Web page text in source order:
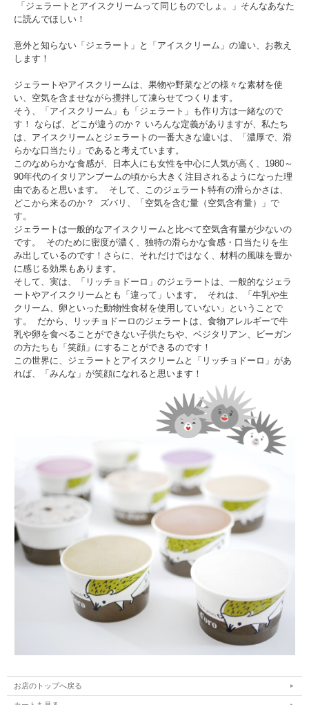
「ジェラートとアイスクリームって同じものでしょ。」そんなあなた
に読んでほしい！
意外と知らない「ジェラート」と「アイスクリーム」の違い、お教え
します！
ジェラートやアイスクリームは、果物や野菜などの様々な素材を使
い、空気を含ませながら攪拌して凍らせてつくります。
そう、「アイスクリーム」も「ジェラート」も作り方は一緒なので
す！ ならば、どこが違うのか？ いろんな定義がありますが、私たち
は、アイスクリームとジェラートの一番大きな違いは、「濃厚で、滑
らかな口当たり」であると考えています。
このなめらかな食感が、日本人にも女性を中心に人気が高く、1980～
90年代のイタリアンブームの頃から大きく注目されるようになった理
由であると思います。 そして、このジェラート特有の滑らかさは、
どこから来るのか？ ズバリ、「空気を含む量（空気含有量）」で
す。
ジェラートは一般的なアイスクリームと比べて空気含有量が少ないの
です。 そのために密度が濃く、独特の滑らかな食感・口当たりを生
み出しているのです！さらに、それだけではなく、材料の風味を豊か
に感じる効果もあります。
そして、実は、「リッチョドーロ」のジェラートは、一般的なジェラ
ートやアイスクリームとも「違って」います。 それは、「牛乳や生
クリーム、卵といった動物性食材を使用していない」ということで
す。 だから、リッチョドーロのジェラートは、食物アレルギーで牛
乳や卵を食べることができない子供たちや、ベジタリアン、ビーガン
の方たちも「笑顔」にすることができるのです！
この世界に、ジェラートとアイスクリームと「リッチョドーロ」があ
れば、「みんな」が笑顔になれると思います！
お店のトップへ戻る